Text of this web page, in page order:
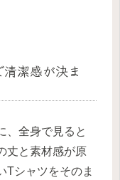
潔感が決ま
、全身で見ると
丈と素材感が原
Tシャツをそのま